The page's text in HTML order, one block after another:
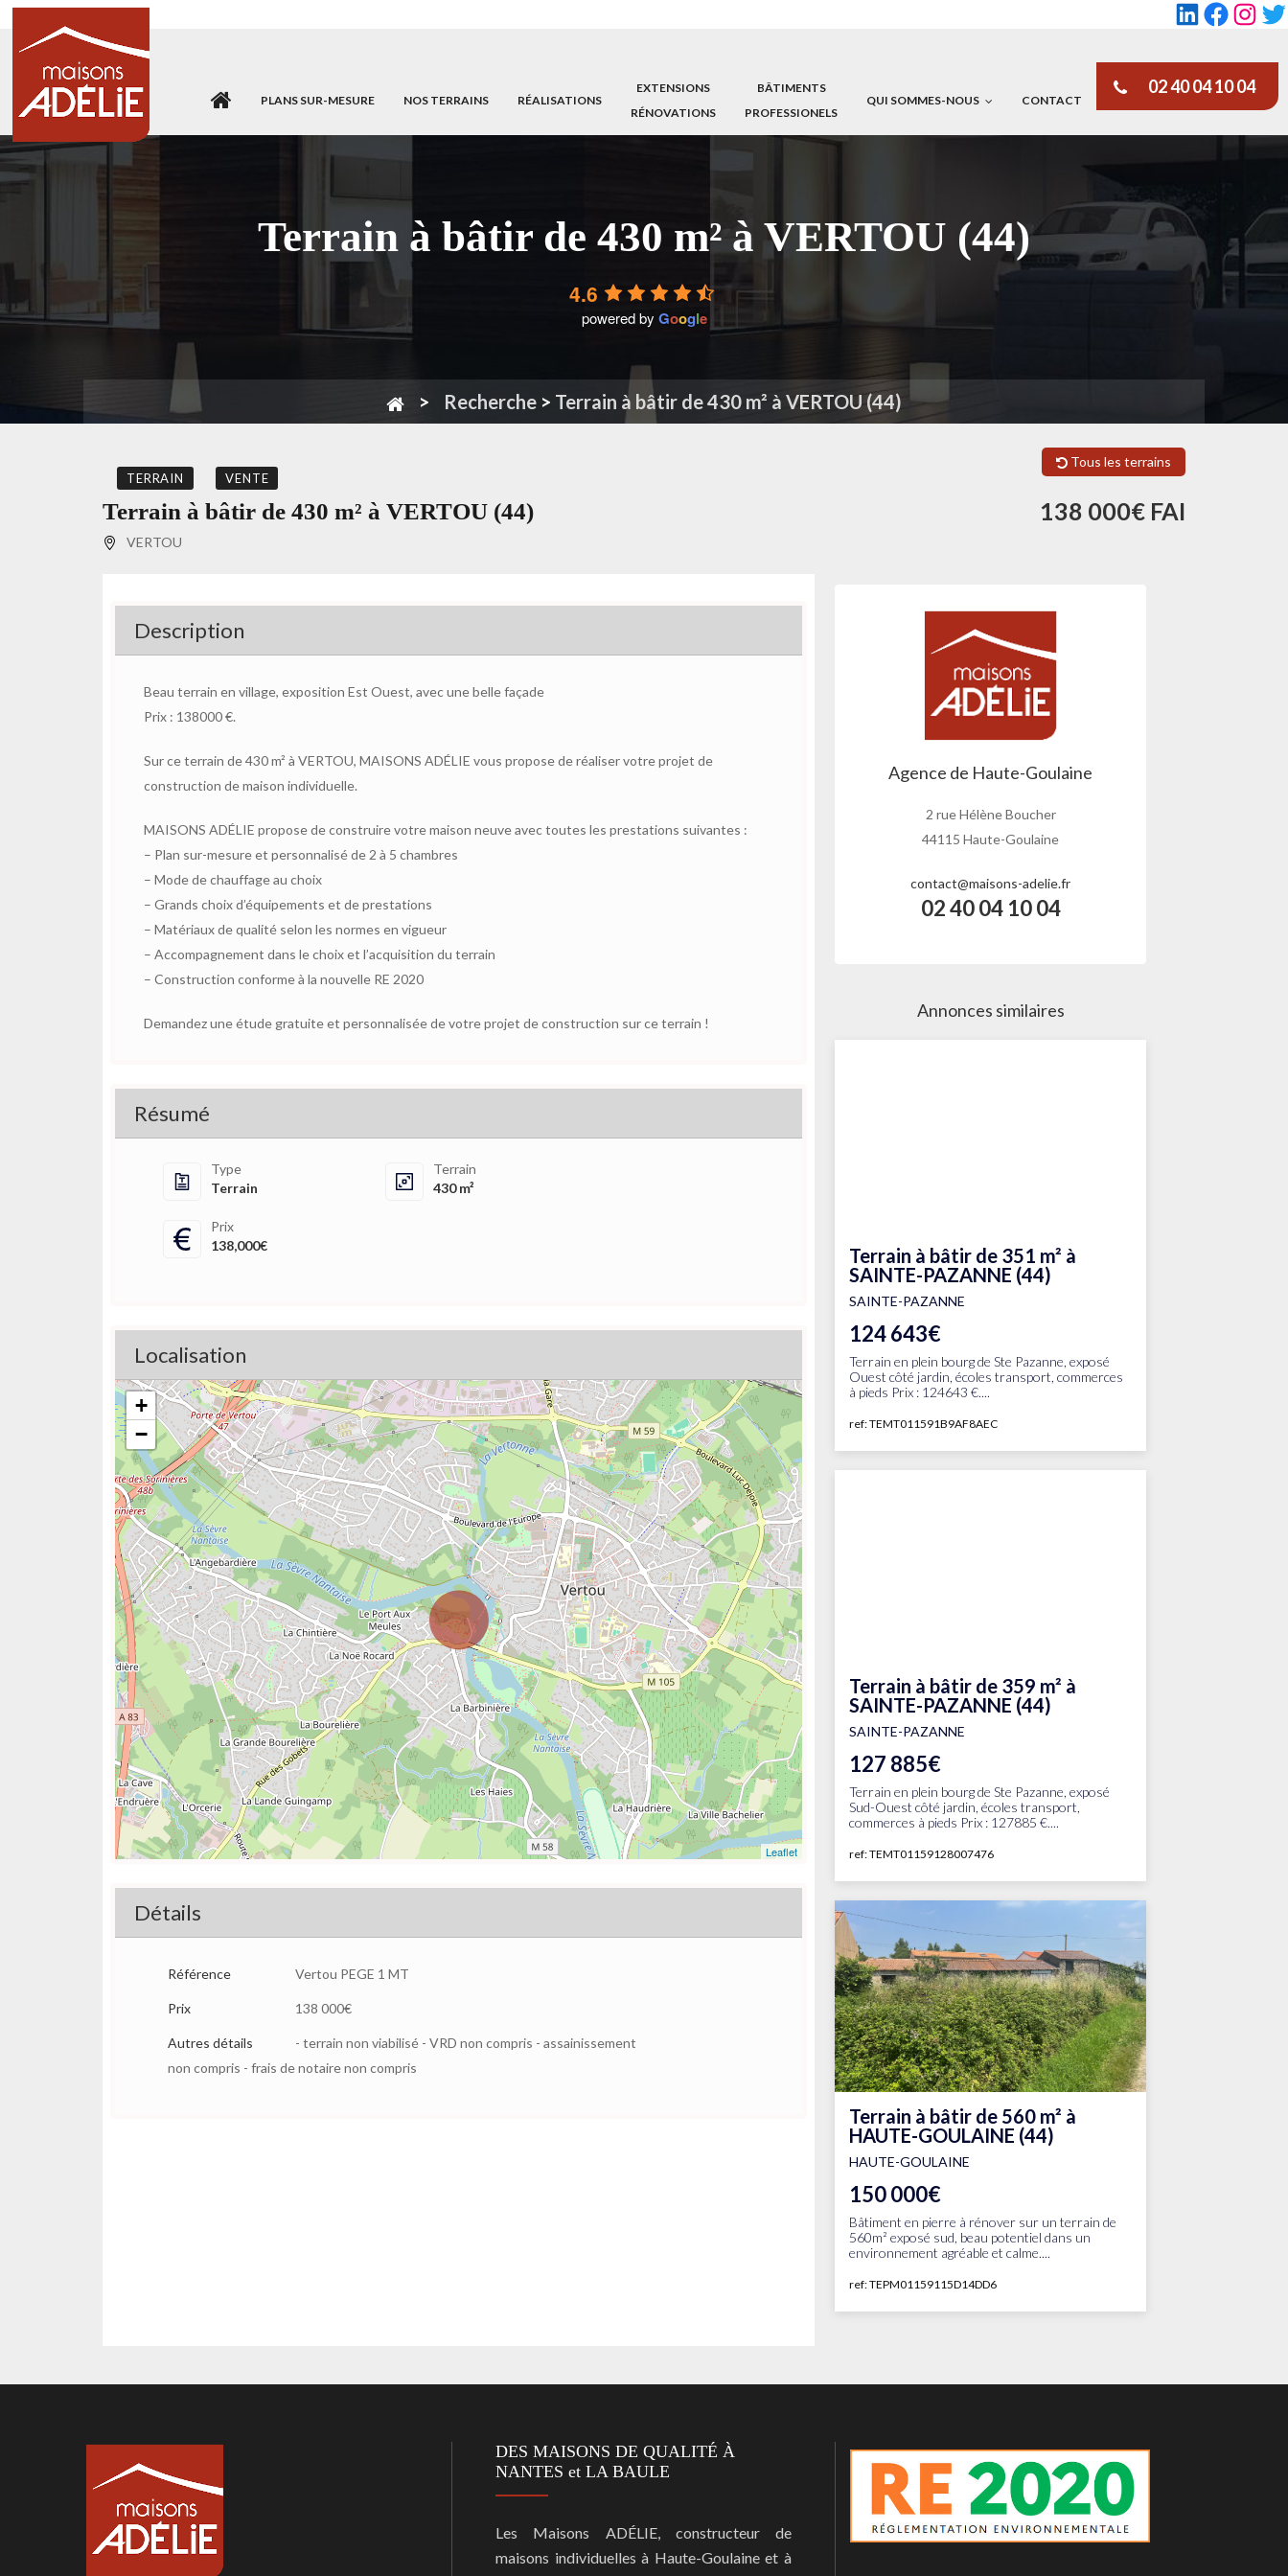
LinkedIn
PLANS SUR-MESURE NOS TERRAINS RÉALISATIONS
EXTENSIONS
RÉNOVATIONS
BÂTIMENTS
PROFESSIONELS
QUI SOMMES-NOUS CONTACT
02 40 04 10 04
Terrain à bâtir de 430 m² à VERTOU (44)
4.6
powered by Google
Recherche > Terrain à bâtir de 430 m² à VERTOU (44)
Tous les terrains
TERRAIN VENTE
Terrain à bâtir de 430 m² à VERTOU (44)
VERTOU
138 000€ FAI
Description
Beau terrain en village, exposition Est Ouest, avec une belle façade
Prix : 138000 €.
Sur ce terrain de 430 m² à VERTOU, MAISONS ADÉLIE vous propose de réaliser votre projet de
construction de maison individuelle.
MAISONS ADÉLIE propose de construire votre maison neuve avec toutes les prestations suivantes :
– Plan sur-mesure et personnalisé de 2 à 5 chambres
– Mode de chauffage au choix
– Grands choix d’équipements et de prestations
– Matériaux de qualité selon les normes en vigueur
– Accompagnement dans le choix et l’acquisition du terrain
– Construction conforme à la nouvelle RE 2020
Demandez une étude gratuite et personnalisée de votre projet de construction sur ce terrain !
Résumé
Type
Terrain
Terrain
430 m²
Prix
138,000€
Localisation
+
−
Leaflet
Détails
Référence Vertou PEGE 1 MT
Prix 138 000€
Autres détails
- terrain non viabilisé - VRD non compris - assainissement
non compris - frais de notaire non compris
Agence de Haute-Goulaine
2 rue Hélène Boucher
44115 Haute-Goulaine
contact@maisons-adelie.fr
02 40 04 10 04
Annonces similaires
Terrain à bâtir de 351 m² à
SAINTE-PAZANNE (44)
SAINTE-PAZANNE
124 643€
Terrain en plein bourg de Ste Pazanne, exposé
Ouest côté jardin, écoles transport, commerces
à pieds Prix : 124643 €....
ref: TEMT011591B9AF8AEC
Terrain à bâtir de 359 m² à
SAINTE-PAZANNE (44)
SAINTE-PAZANNE
127 885€
Terrain en plein bourg de Ste Pazanne, exposé
Sud-Ouest côté jardin, écoles transport,
commerces à pieds Prix : 127885 €....
ref: TEMT01159128007476
Terrain à bâtir de 560 m² à
HAUTE-GOULAINE (44)
HAUTE-GOULAINE
150 000€
Bâtiment en pierre à rénover sur un terrain de
560m² exposé sud, beau potentiel dans un
environnement agréable et calme....
ref: TEPM01159115D14DD6
DES MAISONS DE QUALITÉ À
NANTES et LA BAULE
Les Maisons ADÉLIE, constructeur de
maisons individuelles à Haute-Goulaine et à